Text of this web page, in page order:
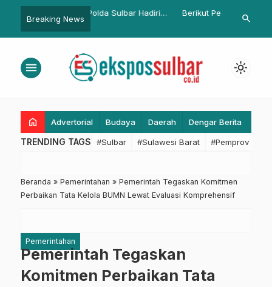
Breaking News
Jakarta, Tegaskan
Astacita
Masyarakat
Berikut Perbedaan Toyota Raize
Junda
Dilantik
search
menu light_mode
home Advertorial Budaya Daerah Dengar Berita
TRENDING TAGS #Sulbar #Sulawesi Barat #Pemprov
Beranda » Pemerintahan » Pemerintah Tegaskan Komitmen
Perbaikan Tata Kelola BUMN Lewat Evaluasi Komprehensif
Pemerintahan
Pemerintah Tegaskan
Komitmen Perbaikan Tata